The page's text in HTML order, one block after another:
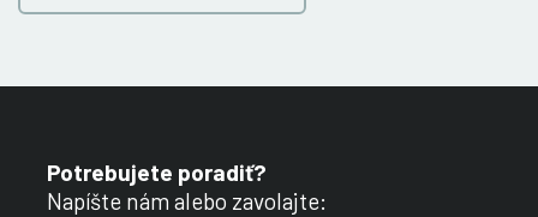
Potrebujete poradiť?
Napíšte nám alebo zavolajte: